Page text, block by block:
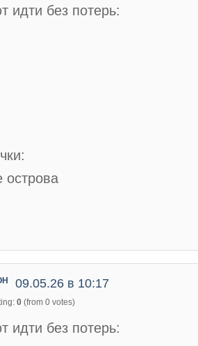
идти без потерь:
острова
09.05.26 в 10:17
0 (from 0 votes)
идти без потерь: